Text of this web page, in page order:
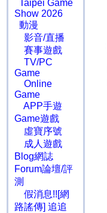
Taipei Game
Show 2026
動漫
影音/直播
賽事遊戲
TV/PC
Game
Online
Game
APP手遊
Game遊戲
虛寶序號
成人遊戲
Blog網誌
Forum論壇/評
測
假消息!![網
路謠傳] 追追